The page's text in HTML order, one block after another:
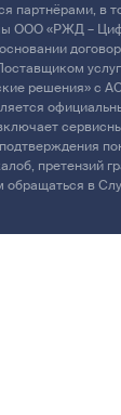
партнёрами, в
ООО «РЖД –
решения» с
претензий
обращаться в